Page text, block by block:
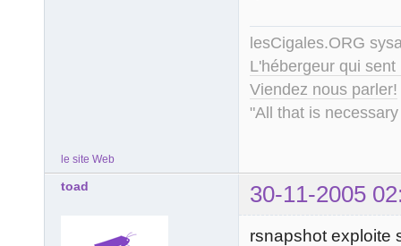
lesCigales.ORG
L'hébergeur qui
Viendez nous parler!
"All that is
le site Web
toad 30-11-2005
rsnapshot exploite